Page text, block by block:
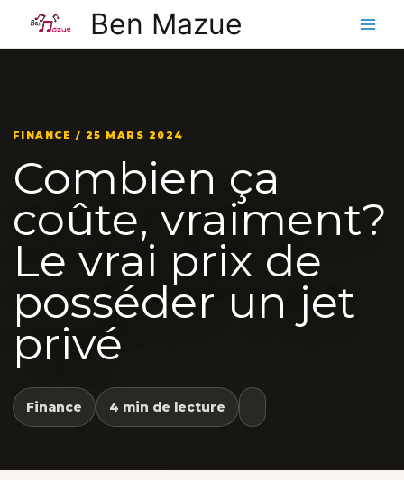
contenu
Ben Mazue
FINANCE / 25 MARS 2024
Combien ça
coûte, vraiment?
Le vrai prix de
posséder un jet
privé
Finance 4 min de lecture